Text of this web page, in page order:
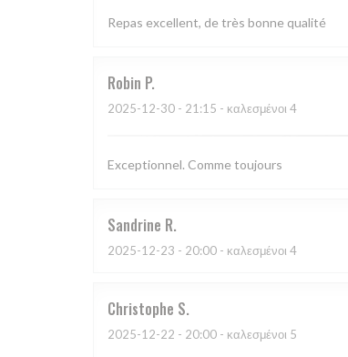
Repas excellent, de très bonne qualité
Robin P
2025-12-30 - 21:15 - καλεσμένοι 4
Exceptionnel. Comme toujours
Sandrine R
2025-12-23 - 20:00 - καλεσμένοι 4
Christophe S
2025-12-22 - 20:00 - καλεσμένοι 5